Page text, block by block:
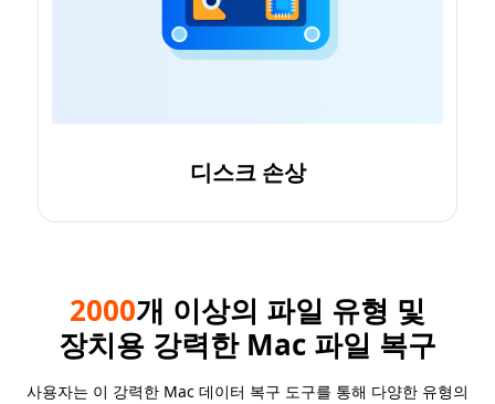
디스크 손상
2000개 이상의 파일 유형 및
장치용 강력한 Mac 파일 복구
사용자는 이 강력한 Mac 데이터 복구 도구를 통해 다양한 유형의